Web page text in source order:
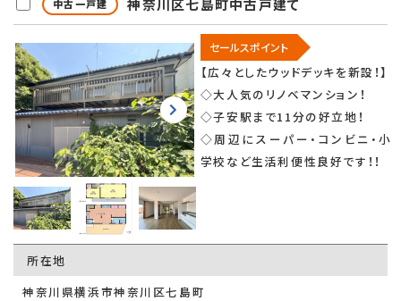
中古一戸建 神奈川区七島町中古戸建て
セールスポイント
【広々としたウッドデッキを新設！】
◇大人気のリノベマンション！
◇子安駅まで11分の好立地！
◇周辺にスーパー・コンビニ・小
学校など生活利便性良好です！！
所在地
神奈川県横浜市神奈川区七島町